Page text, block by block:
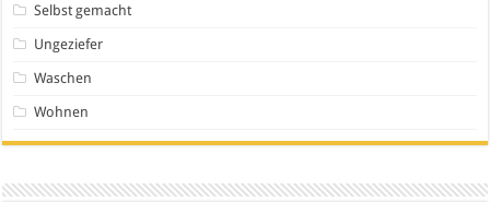
Selbst gemacht
Ungeziefer
Waschen
Wohnen